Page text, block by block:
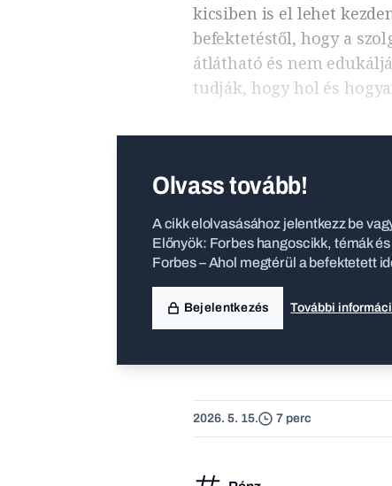
kicsiben is el lehet
befektetéstől, hogy a
átlátható és nem
tudják, hogy hol és
Olvass tovább!
A cikk elolvasásához jelentkezz be
Előnyök: Forbes hangoscikk, témák
Forbes – Ahol megtérül a befektetett
Bejelentkezés További
2026. 5. 15. 7 perc